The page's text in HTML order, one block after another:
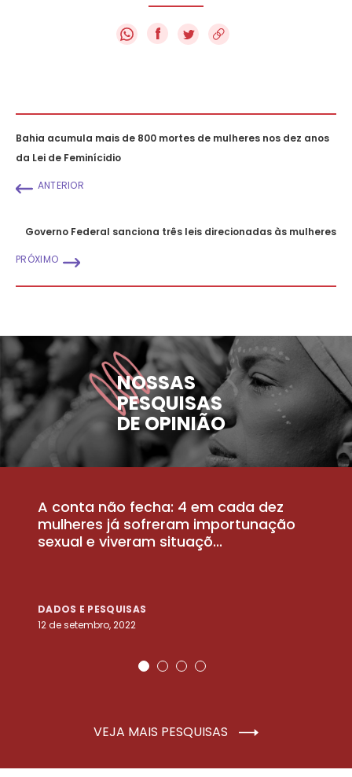
f
Bahia acumula mais de 800 mortes de mulheres nos dez anos
da Lei de Feminícidio
ANTERIOR
Governo Federal sanciona três leis direcionadas às mulheres
PRÓXIMO
NOSSAS
PESQUISAS
DE OPINIÃO
A conta não fecha: 4 em cada dez
mulheres já sofreram importunação
sexual e viveram situaçõ...
DADOS E PESQUISAS
12 de setembro, 2022
VEJA MAIS PESQUISAS